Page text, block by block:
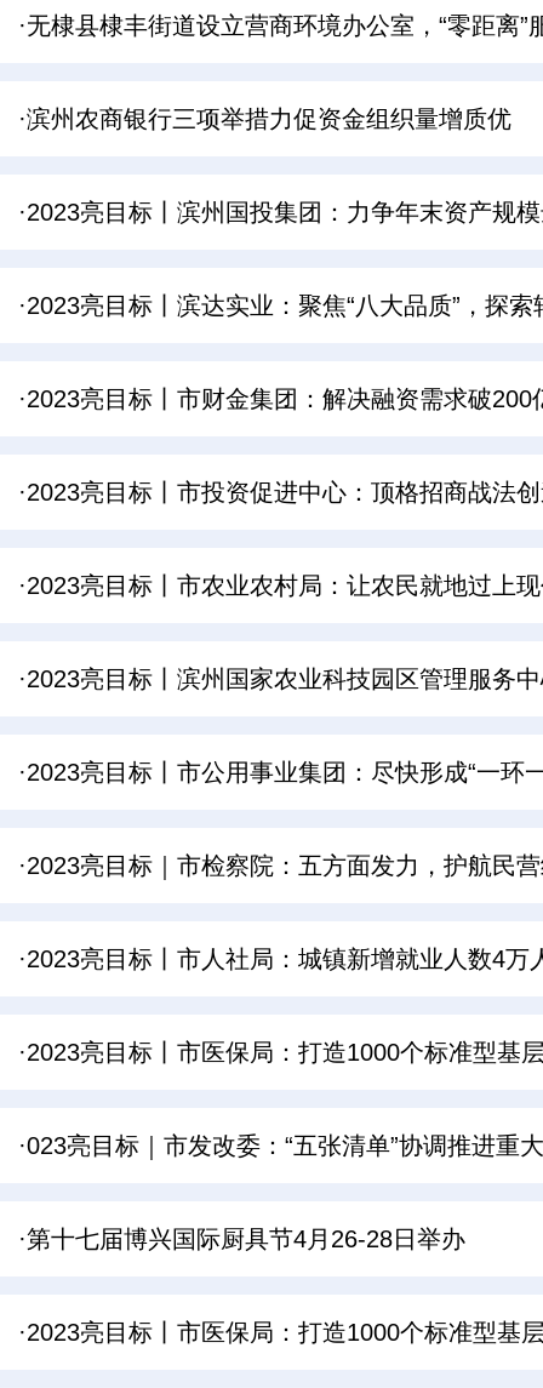
·无棣县棣丰街道设立营商环境办公室，“零距离”
·滨州农商银行三项举措力促资金组织量增质优
·2023亮目标丨滨州国投集团：力争年末资产规
·2023亮目标丨滨达实业：聚焦“八大品质”，探
·2023亮目标丨市财金集团：解决融资需求破
·2023亮目标丨市投资促进中心：顶格招商战法
·2023亮目标丨市农业农村局：让农民就地过上
·2023亮目标丨滨州国家农业科技园区管理服务
·2023亮目标丨市公用事业集团：尽快形成“一环
·2023亮目标｜市检察院：五方面发力，护航民
·2023亮目标丨市人社局：城镇新增就业人数4
·2023亮目标丨市医保局：打造1000个标准型基
·023亮目标｜市发改委：“五张清单”协调推进重
·第十七届博兴国际厨具节4月26-28日举办
·2023亮目标丨市医保局：打造1000个标准型